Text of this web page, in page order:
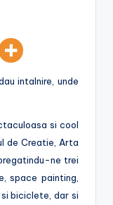
intalnire, unde
si cool
de Creatie, Arta
ne trei
space painting,
biciclete, dar si